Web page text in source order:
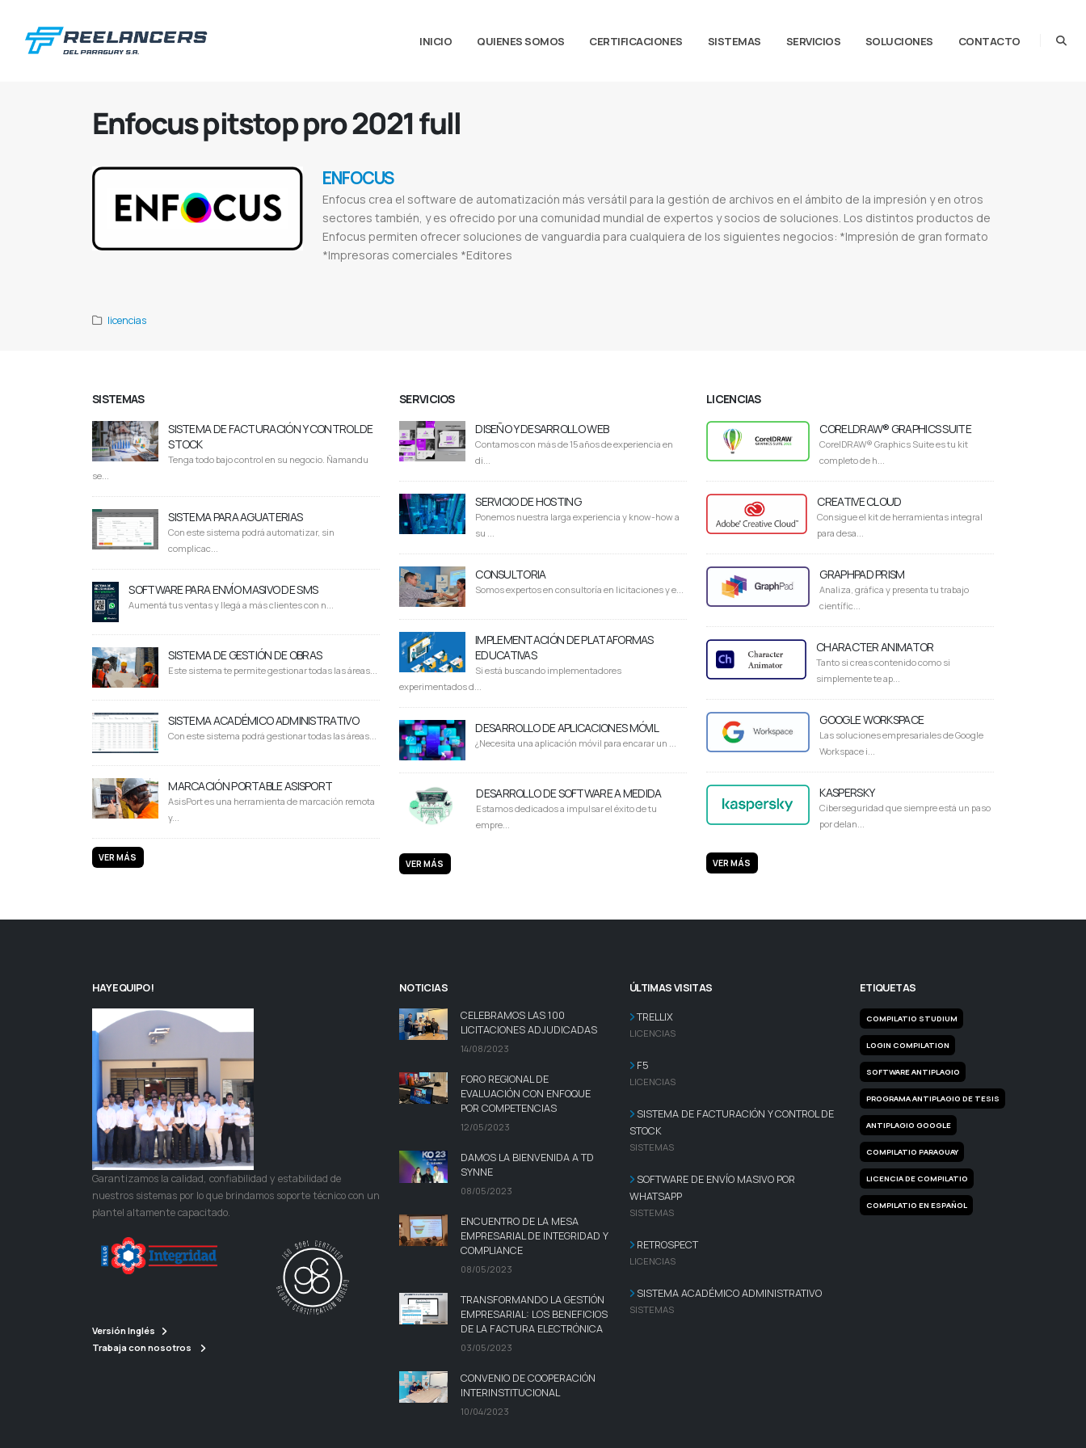
INICIO QUIENES SOMOS CERTIFICACIONES SISTEMAS SERVICIOS SOLUCIONES CONTACTO
Enfocus pitstop pro 2021 full
ENFOCUS
Enfocus crea el software de automatización más versátil para la gestión de archivos en el ámbito de la impresión y en otros
sectores también, y es ofrecido por una comunidad mundial de expertos y socios de soluciones. Los distintos productos de
Enfocus permiten ofrecer soluciones de vanguardia para cualquiera de los siguientes negocios: *Impresión de gran formato
*Impresoras comerciales *Editores
licencias
SISTEMAS
SISTEMA DE FACTURACIÓN Y CONTROL DE
STOCK
Tenga todo bajo control en su negocio. Ñamandu
se...
SISTEMA PARA AGUATERIAS
Con este sistema podrá automatizar, sin
complicac...
SOFTWARE PARA ENVÍO MASIVO DE SMS
Aumentá tus ventas y llegá a más clientes con n...
SISTEMA DE GESTIÓN DE OBRAS
Este sistema te permite gestionar todas las áreas...
SISTEMA ACADÉMICO ADMINISTRATIVO
Con este sistema podrá gestionar todas las áreas...
MARCACIÓN PORTABLE ASISPORT
AsisPort es una herramienta de marcación remota
y...
VER MÁS
SERVICIOS
DISEÑO Y DESARROLLO WEB
Contamos con más de 15 años de experiencia en
di...
SERVICIO DE HOSTING
Ponemos nuestra larga experiencia y know-how a
su ...
CONSULTORIA
Somos expertos en consultoría en licitaciones y e...
IMPLEMENTACIÓN DE PLATAFORMAS
EDUCATIVAS
Si está buscando implementadores
experimentados d...
DESARROLLO DE APLICACIONES MÓVIL
¿Necesita una aplicación móvil para encarar un ...
DESARROLLO DE SOFTWARE A MEDIDA
Estamos dedicados a impulsar el éxito de tu
empre...
VER MÁS
LICENCIAS
CORELDRAW® GRAPHICS SUITE
CorelDRAW® Graphics Suite es tu kit
completo de h...
CREATIVE CLOUD
Consigue el kit de herramientas integral
para desa...
GRAPHPAD PRISM
Analiza, gráfica y presenta tu trabajo
científic...
CHARACTER ANIMATOR
Tanto si creas contenido como si
simplemente te ap...
GOOGLE WORKSPACE
Las soluciones empresariales de Google
Workspace i...
KASPERSKY
Ciberseguridad que siempre está un paso
por delan...
VER MÁS
HAY EQUIPO!
Garantizamos la calidad, confiabilidad y estabilidad de
nuestros sistemas por lo que brindamos soporte técnico con un
plantel altamente capacitado.
Versión Inglés
Trabaja con nosotros
NOTICIAS
CELEBRAMOS LAS 100
LICITACIONES ADJUDICADAS
14/08/2023
FORO REGIONAL DE
EVALUACIÓN CON ENFOQUE
POR COMPETENCIAS
12/05/2023
DAMOS LA BIENVENIDA A TD
SYNNE
08/05/2023
ENCUENTRO DE LA MESA
EMPRESARIAL DE INTEGRIDAD Y
COMPLIANCE
08/05/2023
TRANSFORMANDO LA GESTIÓN
EMPRESARIAL: LOS BENEFICIOS
DE LA FACTURA ELECTRÓNICA
03/05/2023
CONVENIO DE COOPERACIÓN
INTERINSTITUCIONAL
10/04/2023
ÚLTIMAS VISITAS
TRELLIX
LICENCIAS
F5
LICENCIAS
SISTEMA DE FACTURACIÓN Y CONTROL DE
STOCK
SISTEMAS
SOFTWARE DE ENVÍO MASIVO POR
WHATSAPP
SISTEMAS
RETROSPECT
LICENCIAS
SISTEMA ACADÉMICO ADMINISTRATIVO
SISTEMAS
ETIQUETAS
COMPILATIO STUDIUM
LOGIN COMPILATION
SOFTWARE ANTIPLAGIO
PROGRAMA ANTIPLAGIO DE TESIS
ANTIPLAGIO GOOGLE
COMPILATIO PARAGUAY
LICENCIA DE COMPILATIO
COMPILATIO EN ESPAÑOL